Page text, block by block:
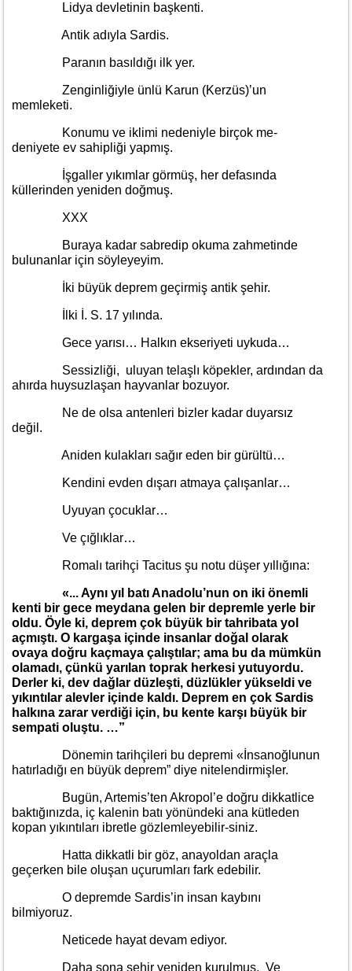
Lidya devletinin başkenti.
Antik adıyla Sardis.
Paranın basıldığı ilk yer.
Zenginliğiyle ünlü Karun (Kerzüs)’un
memleketi.
Konumu ve iklimi nedeniyle birçok me-
deniyete ev sahipliği yapmış.
İşgaller yıkımlar görmüş, her defasında
küllerinden yeniden doğmuş.
XXX
Buraya kadar sabredip okuma zahmetinde
bulunanlar için söyleyeyim.
İki büyük deprem geçirmiş antik şehir.
İlki İ. S. 17 yılında.
Gece yarısı… Halkın ekseriyeti uykuda…
Sessizliği, uluyan telaşlı köpekler, ardından da
ahırda huysuzlaşan hayvanlar bozuyor.
Ne de olsa antenleri bizler kadar duyarsız
değil.
Aniden kulakları sağır eden bir gürültü…
Kendini evden dışarı atmaya çalışanlar…
Uyuyan çocuklar…
Ve çığlıklar…
Romalı tarihçi Tacitus şu notu düşer yıllığına:
«... Aynı yıl batı Anadolu’nun on iki önemli
kenti bir gece meydana gelen bir depremle yerle bir
oldu. Öyle ki, deprem çok büyük bir tahribata yol
açmıştı. O kargaşa içinde insanlar doğal olarak
ovaya doğru kaçmaya çalıştılar; ama bu da mümkün
olamadı, çünkü yarılan toprak herkesi yutuyordu.
Derler ki, dev dağlar düzleşti, düzlükler yükseldi ve
yıkıntılar alevler içinde kaldı. Deprem en çok Sardis
halkına zarar verdiği için, bu kente karşı büyük bir
sempati oluştu. …”
Dönemin tarihçileri bu depremi «İnsanoğlunun
hatırladığı en büyük deprem” diye nitelendirmişler.
Bugün, Artemis’ten Akropol’e doğru dikkatlice
baktığınızda, iç kalenin batı yönündeki ana kütleden
kopan yıkıntıları ibretle gözlemleyebilir-siniz.
Hatta dikkatli bir göz, anayoldan araçla
geçerken bile oluşan uçurumları fark edebilir.
O depremde Sardis’in insan kaybını
bilmiyoruz.
Neticede hayat devam ediyor.
Daha sona şehir yeniden kurulmuş. Ve